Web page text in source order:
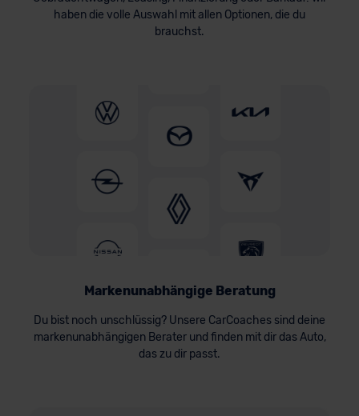
haben die volle Auswahl mit allen Optionen, die du
brauchst.
Markenunabhängige Beratung
Du bist noch unschlüssig? Unsere CarCoaches sind deine
markenunabhängigen Berater und finden mit dir das Auto,
das zu dir passt.